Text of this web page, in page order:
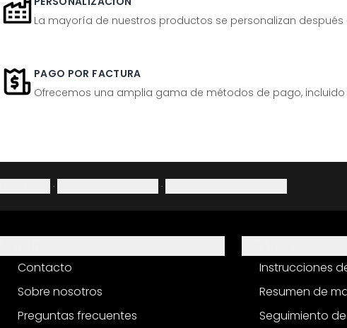
La mayoría de nuestros productos se personalizan después
PAGO POR FACTURA
Ofrecemos una amplia gama de métodos de pago,
· ·
Contacto
Sobre nosotros
Preguntas frecuentes
Instrucciones
Resumen de
Seguimiento